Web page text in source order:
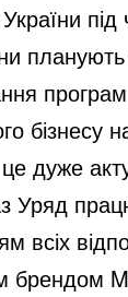
бізнесу
це дуже
Уряд
всіх
брендом